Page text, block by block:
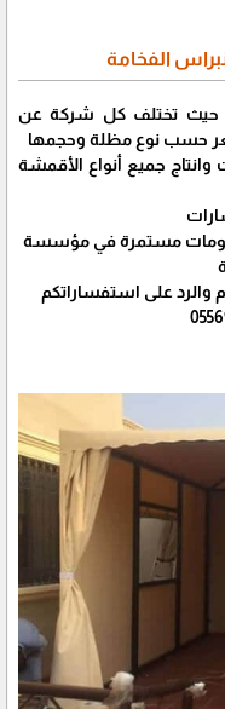
الفخامة
حيث تختلف كل شركة عن
حسب نوع مظلة وحجمها
وانتاج جميع أنواع الأقمشة
مستمرة في مؤسسة
والرد على استفساراتكم